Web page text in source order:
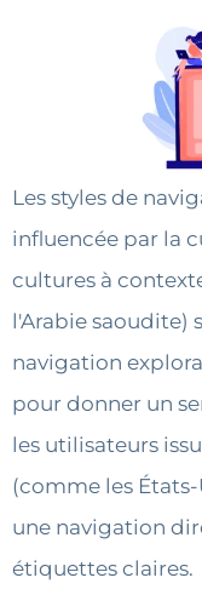
Les styles de
influencée par la
cultures à
l'Arabie saoudite)
navigation
pour donner un
les utilisateurs
(comme les
une navigation
étiquettes claires.